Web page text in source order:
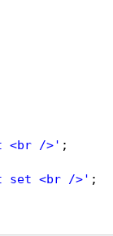
<br />' ;
set <br />' ;